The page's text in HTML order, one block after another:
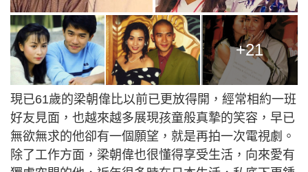
+21
現已61歲的梁朝偉比以前已更放得開，經常相約一班
好友見面，也越來越多展現孩童般真摯的笑容，早已
無欲無求的他卻有一個願望，就是再拍一次電視劇。
除了工作方面，梁朝偉也很懂得享受生活，向來愛有